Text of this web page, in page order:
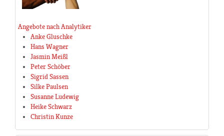
Angebote nach Analytiker
Anke Gluschke
Hans Wagner
Jasmin Meißl
Peter Schöber
Sigrid Sassen
Silke Paulsen
Susanne Ludewig
Heike Schwarz
Christin Kunze